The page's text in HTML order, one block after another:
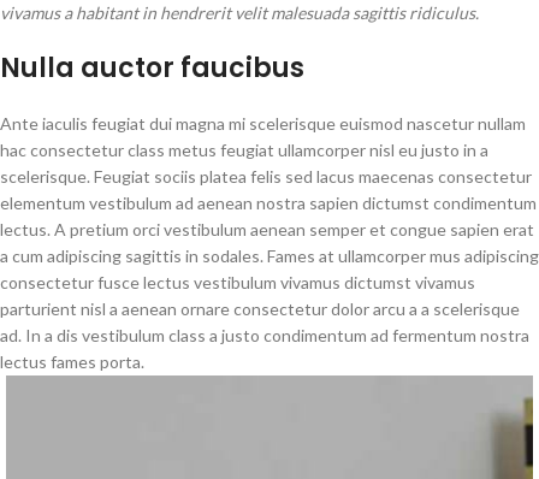
vivamus a habitant in hendrerit velit malesuada sagittis ridiculus.
Nulla auctor faucibus
Ante iaculis feugiat dui magna mi scelerisque euismod nascetur nullam
hac consectetur class metus feugiat ullamcorper nisl eu justo in a
scelerisque. Feugiat sociis platea felis sed lacus maecenas consectetur
elementum vestibulum ad aenean nostra sapien dictumst condimentum
lectus. A pretium orci vestibulum aenean semper et congue sapien erat
a cum adipiscing sagittis in sodales. Fames at ullamcorper mus adipiscing
consectetur fusce lectus vestibulum vivamus dictumst vivamus
parturient nisl a aenean ornare consectetur dolor arcu a a scelerisque
ad. In a dis vestibulum class a justo condimentum ad fermentum nostra
lectus fames porta.